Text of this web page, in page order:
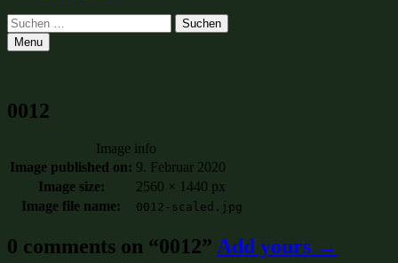
Search
Suchen
nach:
Menu
0012
Image info
Image published on: 9. Februar 2020
Image size:
2560 × 1440 px
Image file name:
0012-scaled.jpg
0 comments on “0012” Add yours →